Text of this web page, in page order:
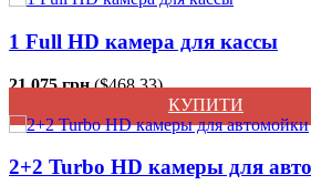
1 Full HD камера для кассы
21 075 грн.($468.33)
КУПИТИ
2+2 Turbo HD камеры для